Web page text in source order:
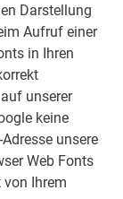
Darstellung
Aufruf einer
in Ihren
unserer
keine
unsere
Web Fonts
Ihrem